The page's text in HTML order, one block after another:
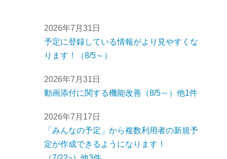
2026年7月31日
予定に登録している情報がより見やすくな
ります！（8/5～）
2026年7月31日
動画添付に関する機能改善（8/5～）他1件
2026年7月17日
「みんなの予定」から複数利用者の新規予
定が作成できるようになります！